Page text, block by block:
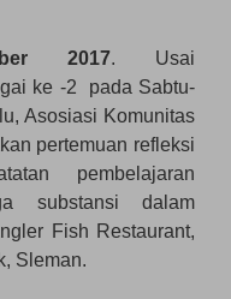
2017. Usai
ke -2 pada Sabtu-
Asosiasi Komunitas
pertemuan refleksi
pembelajaran
substansi dalam
Fish Restaurant,
Sleman.